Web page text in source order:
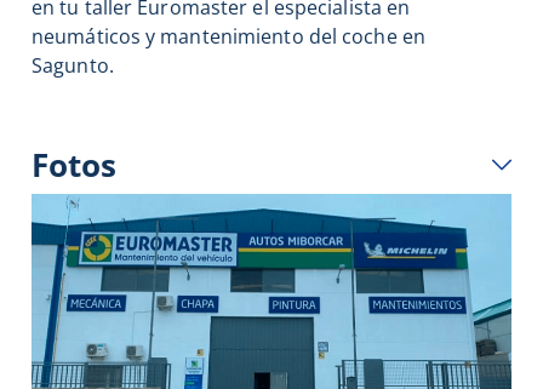
en tu taller Euromaster el especialista en
neumáticos y mantenimiento del coche en
Sagunto.
Fotos